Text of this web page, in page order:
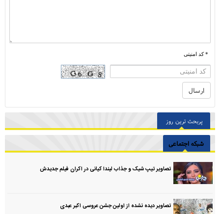
* کد امنیتی
پربحث ترین روز
شبکه اجتماعی
تصاویر تیپ شیک و جذاب لیندا کیانی در اکران فیلم جدیدش
تصاویر دیده نشده از اولین جشن عروسی اکبر عبدی